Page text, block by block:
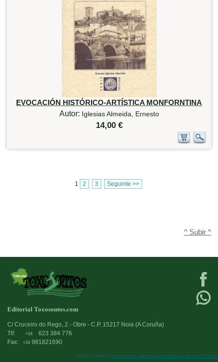
EVOCACIÓN HISTÓRICO-ARTÍSTICA MONFORNTINA
Autor: Iglesias Almeida, Ernesto
14,00 €
1 2 3 Seguinte >>
^ Subir ^
Editorial Toxosoutos.com
C/ Cruceiro do Rego, 2 - Obre - C.P. 15217 Noia (A Coruña)
Tlf:
+34
623 384 776
Fax:
+34 981821690
Deseño web:-> kantaronet - Deseño de páxinas web en Galicia